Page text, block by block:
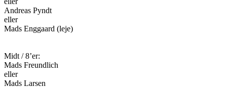
Andreas Pyndt
eller
Mads Enggaard (leje)
Midt / 8’er:
Mads Freundlich
eller
Mads Larsen